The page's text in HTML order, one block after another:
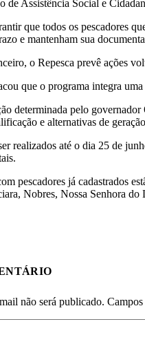
de Assistência Social e
que todos os pescadores
e mantenham sua
o Repesca prevê ações
que o programa integra
determinada pelo
e alternativas de
realizados até o dia 25 de
pescadores já cadastrados
Nobres, Nossa Senhora
não será publicado.